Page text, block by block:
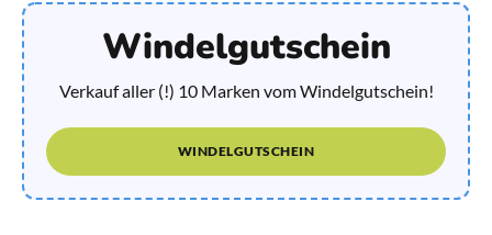
Windelgutschein
Verkauf aller (!) 10 Marken vom Windelgutschein!
WINDELGUTSCHEIN